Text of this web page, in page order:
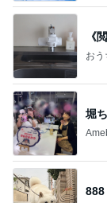
《
お
堀
888